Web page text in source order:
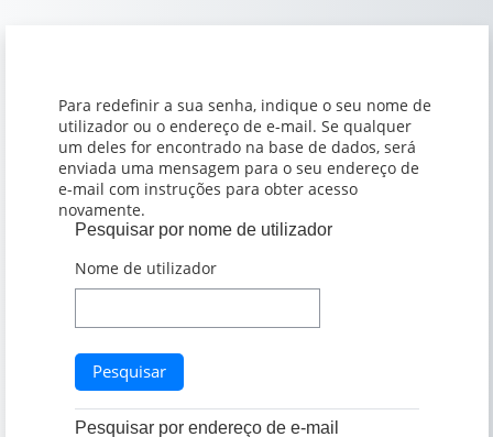
Para redefinir a sua senha, indique o seu nome de
utilizador ou o endereço de e-mail. Se qualquer
um deles for encontrado na base de dados, será
enviada uma mensagem para o seu endereço de
e-mail com instruções para obter acesso
novamente.
Pesquisar por nome de utilizador
Pesquisar por nome de utilizador
Nome de utilizador
Pesquisar por endereço de e-mail
Pesquisar por endereço de e-mail